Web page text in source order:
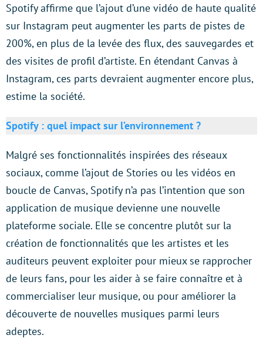
Spotify affirme que l’ajout d’une vidéo de haute qualité
sur Instagram peut augmenter les parts de pistes de
200%, en plus de la levée des flux, des sauvegardes et
des visites de profil d’artiste. En étendant Canvas à
Instagram, ces parts devraient augmenter encore plus,
estime la société.
Spotify : quel impact sur l’environnement ?
Malgré ses fonctionnalités inspirées des réseaux
sociaux, comme l’ajout de Stories ou les vidéos en
boucle de Canvas, Spotify n’a pas l’intention que son
application de musique devienne une nouvelle
plateforme sociale. Elle se concentre plutôt sur la
création de fonctionnalités que les artistes et les
auditeurs peuvent exploiter pour mieux se rapprocher
de leurs fans, pour les aider à se faire connaître et à
commercialiser leur musique, ou pour améliorer la
découverte de nouvelles musiques parmi leurs
adeptes.